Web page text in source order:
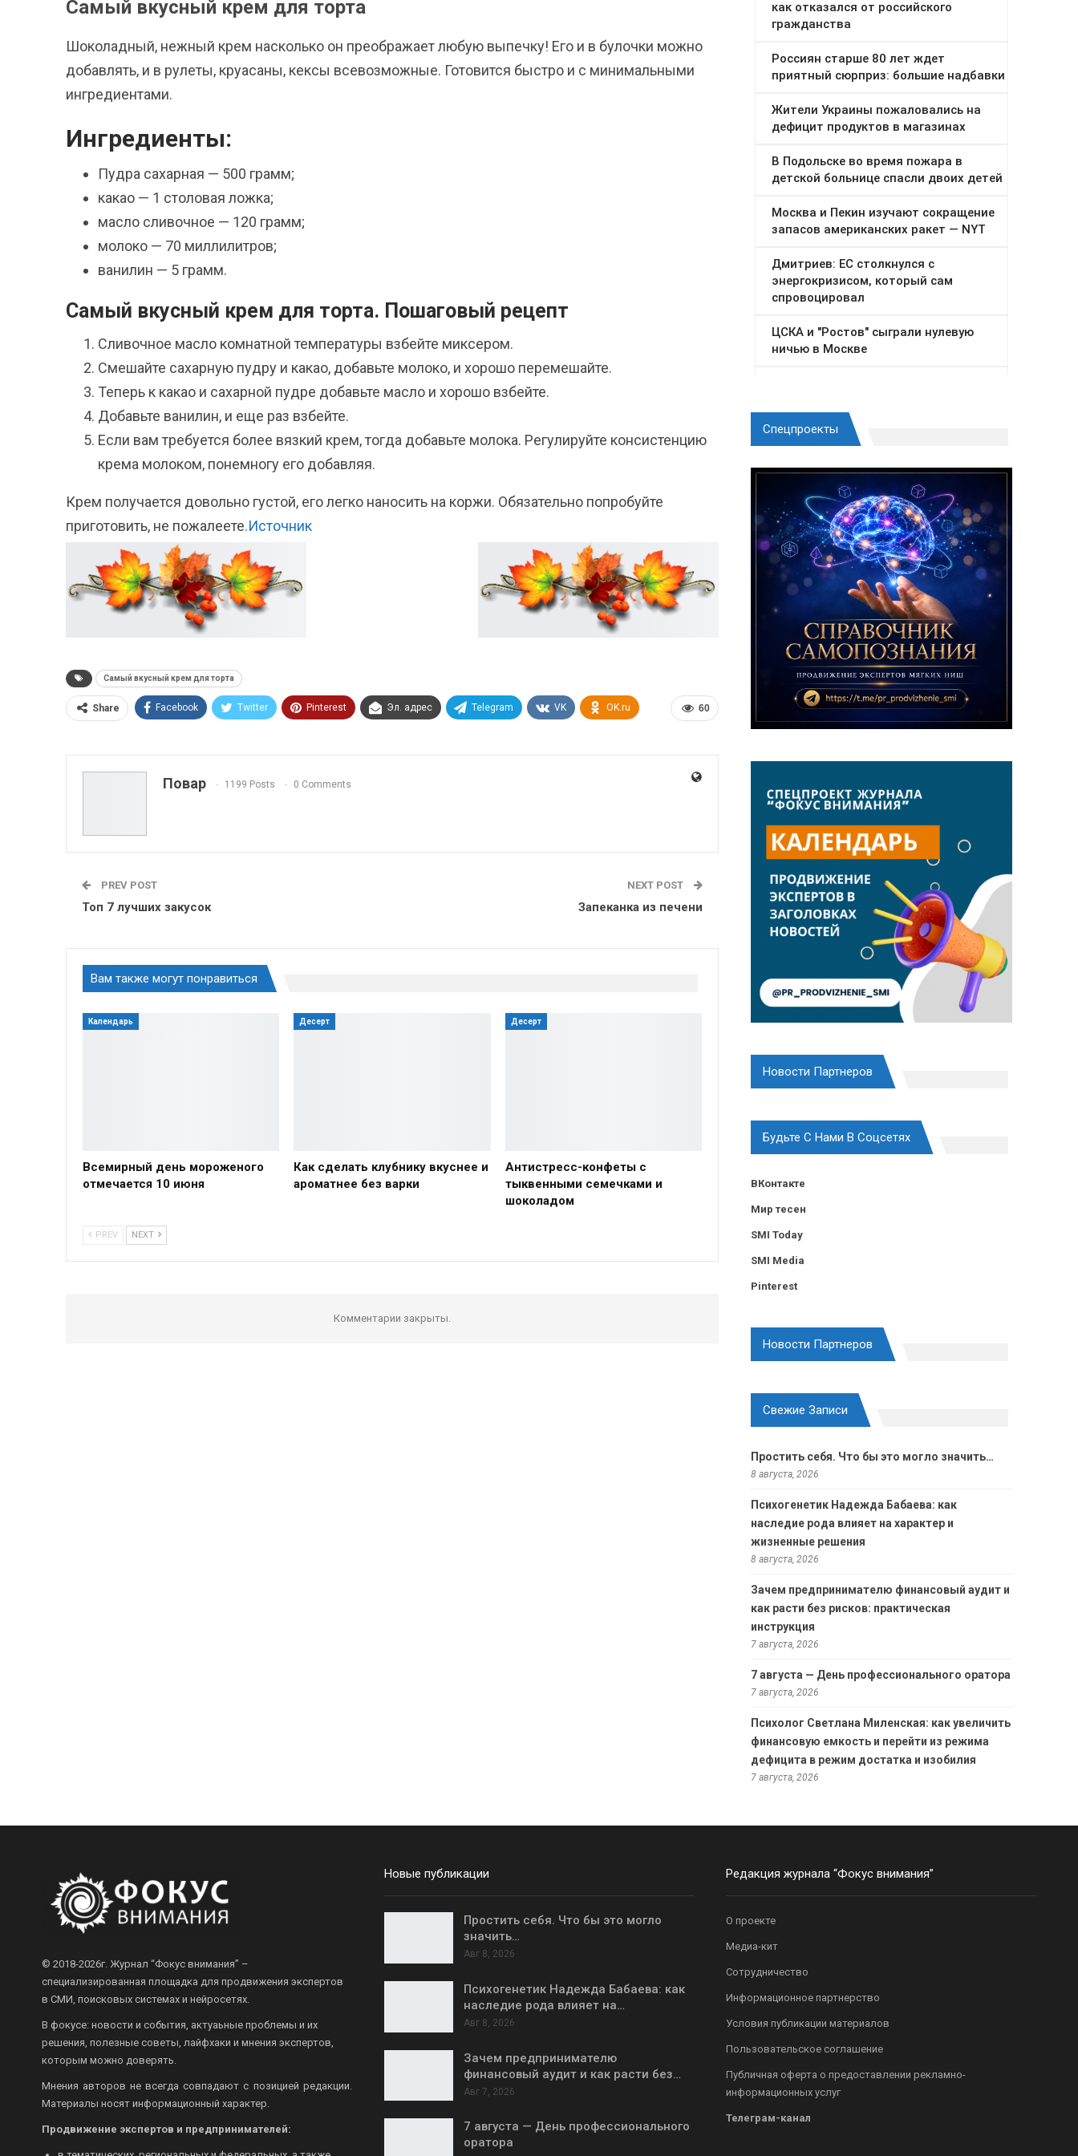
Самый вкусный крем для торта
Шоколадный, нежный крем насколько он преображает любую выпечку! Его и в булочки можно
добавлять, и в рулеты, круасаны, кексы всевозможные. Готовится быстро и с минимальными
ингредиентами.
Ингредиенты:
Пудра сахарная — 500 грамм;
какао — 1 столовая ложка;
масло сливочное — 120 грамм;
молоко — 70 миллилитров;
ванилин — 5 грамм.
Самый вкусный крем для торта. Пошаговый рецепт
Сливочное масло комнатной температуры взбейте миксером.
Смешайте сахарную пудру и какао, добавьте молоко, и хорошо перемешайте.
Теперь к какао и сахарной пудре добавьте масло и хорошо взбейте.
Добавьте ванилин, и еще раз взбейте.
Если вам требуется более вязкий крем, тогда добавьте молока. Регулируйте консистенцию
крема молоком, понемногу его добавляя.
Крем получается довольно густой, его легко наносить на коржи. Обязательно попробуйте
приготовить, не пожалеете.Источник
Самый вкусный крем для торта
60
Share Facebook Twitter Pinterest Эл. адрес Telegram VK OK.ru
Повар 1199 Posts 0 Comments
PREV POST
Топ 7 лучших закусок
NEXT POST
Запеканка из печени
Вам также могут понравиться
Календарь
Всемирный день мороженого
отмечается 10 июня
Десерт
Как сделать клубнику вкуснее и
ароматнее без варки
Десерт
Антистресс-конфеты с
тыквенными семечками и
шоколадом
PREV NEXT
Комментарии закрыты.
Спецпроекты
Новости Партнеров
Будьте С Нами В Соцсетях
ВКонтакте
Мир тесен
SMI Today
SMI Media
Pinterest
Новости Партнеров
Свежие Записи
Простить себя. Что бы это могло значить…
8 августа, 2026
Психогенетик Надежда Бабаева: как
наследие рода влияет на характер и
жизненные решения
8 августа, 2026
Зачем предпринимателю финансовый аудит и
как расти без рисков: практическая
инструкция
7 августа, 2026
7 августа — День профессионального оратора
7 августа, 2026
Психолог Светлана Миленская: как увеличить
финансовую емкость и перейти из режима
дефицита в режим достатка и изобилия
7 августа, 2026
© 2018-2026г. Журнал “Фокус внимания” –
специализированная площадка для продвижения экспертов
в СМИ, поисковых системах и нейросетях.
В фокусе: новости и события, актуаьные проблемы и их
решения, полезные советы, лайфхаки и мнения экспертов,
которым можно доверять.
Мнения авторов не всегда совпадают с позицией редакции.
Материалы носят информационный характер.
Продвижение экспертов и предпринимателей:
Новые публикации
Простить себя. Что бы это могло
значить…
Авг 8, 2026
Психогенетик Надежда Бабаева: как
наследие рода влияет на…
Авг 8, 2026
Зачем предпринимателю
финансовый аудит и как расти без…
Авг 7, 2026
7 августа — День профессионального
оратора
Редакция журнала “Фокус внимания”
О проекте
Медиа-кит
Сотрудничество
Информационное партнерство
Условия публикации материалов
Пользовательское соглашение
Публичная оферта о предоставлении рекламно-
информационных услуг
Телеграм-канал